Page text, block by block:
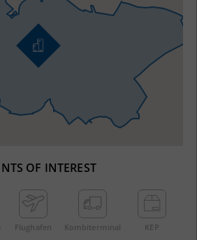
OF INTEREST
Flughafen Kombi­terminal KEP